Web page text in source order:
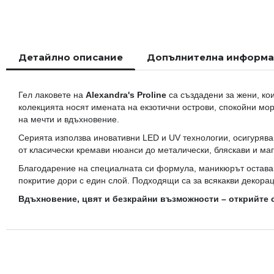
снимки
Детайлно описание
Гел лаковете на Alexandra's Proline са създадени за жени,
колекцията носят имената на екзотични острови, спокойни
на мечти и вдъхновение.
Серията използва иновативни LED и UV технологии,
от класически кремави нюанси до металически, бляскави и
Благодарение на специалната си формула, маникюрът
покритие дори с един слой. Подходящи са за всякакви
Вдъхновение, цвят и безкрайни възможности –
Допълнителна